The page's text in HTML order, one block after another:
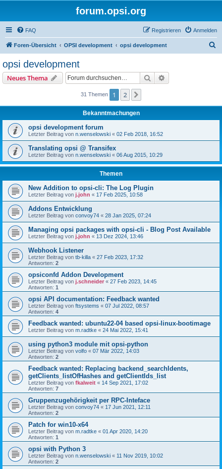
forum.opsi.org
FAQ Anmelden
Registrieren
Foren-Übersicht OPSI development opsi development
opsi development
Neues Thema Suche
31 Themen 1 2
Bekanntmachungen
opsi development forum
Letzter Beitrag von n.wenselowski « 02 Feb 2018, 16:52
Translating opsi @ Transifex
Letzter Beitrag von n.wenselowski « 06 Aug 2015, 10:29
Themen
New Addition to opsi-cli: The Log Plugin
Letzter Beitrag von j.john « 17 Feb 2025, 10:58
Addons Entwicklung
Letzter Beitrag von convoy74 « 28 Jan 2025, 07:24
Managing opsi packages with opsi-cli - Blog Post Available
Letzter Beitrag von j.john « 13 Dez 2024, 13:46
Webhook Listener
Letzter Beitrag von tb-killa « 27 Feb 2023, 17:32
Antworten: 2
opsiconfd Addon Development
Letzter Beitrag von j.schneider « 27 Feb 2023, 14:45
Antworten: 1
opsi API documentation: Feedback wanted
Letzter Beitrag von ftsystems « 07 Jul 2022, 08:57
Antworten: 4
Feedback wanted: ubuntu22-04 based opsi-linux-bootimage
Letzter Beitrag von m.radtke « 24 Mai 2022, 15:41
using python3 module mit opsi-python
Letzter Beitrag von volfo « 07 Mär 2022, 14:03
Antworten: 2
Feedback wanted: Replacing backend_searchIdents,
getClients_listOfHashes and getClientIds_list
Letzter Beitrag von fkalweit « 14 Sep 2021, 17:02
Antworten: 7
Gruppenzugehörigkeit per RPC-Inteface
Letzter Beitrag von convoy74 « 17 Jun 2021, 12:11
Antworten: 2
Patch for win10-x64
Letzter Beitrag von m.radtke « 01 Apr 2020, 14:20
Antworten: 1
opsi with Python 3
Letzter Beitrag von n.wenselowski « 11 Nov 2019, 10:02
Antworten: 2